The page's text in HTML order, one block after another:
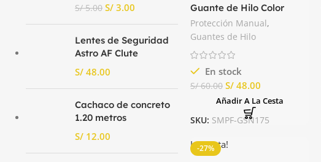
S/5.00 S/ 3.00
Lentes de Seguridad
Astro AF Clute
S/
Cachaco de concreto
1.20 metros
S/
Guante de Hilo Color
Blanco Seguridad
Nacional
Protección Manual,
Guantes de Hilo
En stock
S/60.00 S/ 48.00
Añadir A La Cesta
SKU: SMPF-GSN175
-27%
La venta!